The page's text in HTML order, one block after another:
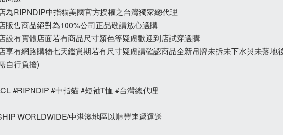
為RIPNDIP中指貓美國官方授權之台灣獨家總代理
販售商品絕對為100%公司正品敬請放心選購
設有實體店面若有商品尺寸顏色等疑慮歡迎到店試穿選購
享有網路購物七天鑑賞期若有尺寸疑慮請確認商品全新吊牌未拆未下水與未落地
自行負擔)
#RIPNDIP #中指貓 #短袖T恤 #台灣總代理
WORLDWIDE/中港澳地區以順豐速遞運送